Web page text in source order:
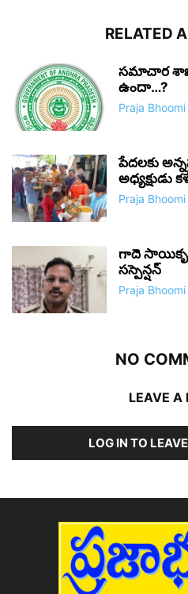
RELATED
సమాచార శాఖ
ఉందా…?
Praja Bhoomi
పేదలకు
అధ్యక్షుడు
Praja Bhoomi
గాదె
సస్పెన్షన్
Praja Bhoomi
NO
LEAVE A
LOG IN TO